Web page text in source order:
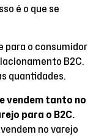
é o que se
para o consumidor
B2C.
quantidades.
vendem tanto no
para o B2C.
no varejo